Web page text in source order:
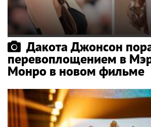
Дакота Джонсон
перевоплощением в
Монро в новом фильме